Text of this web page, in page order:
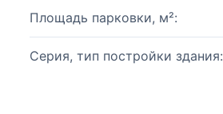
Площадь парковки, м²:
Серия, тип постройки здания: